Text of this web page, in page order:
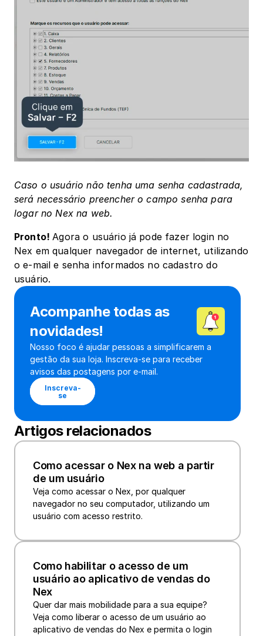
Caso o usuário não tenha uma senha cadastrada,
será necessário preencher o campo senha para
logar no Nex na web.
Pronto! ﻿Agora o usuário já pode fazer login no
Nex em qualquer navegador de internet, utilizando
o e-mail e senha informados no cadastro do
usuário.
Acompanhe todas as
novidades!
Nosso foco é ajudar pessoas a simplificarem a
gestão da sua loja. Inscreva-se para receber
avisos das postagens por e-mail.
Inscreva-
se
Artigos relacionados
Como acessar o Nex na web a partir
de um usuário
Veja como acessar o Nex, por qualquer
navegador no seu computador, utilizando um
usuário com acesso restrito.
Como habilitar o acesso de um
usuário ao aplicativo de vendas do
Nex
Quer dar mais mobilidade para a sua equipe?
Veja como liberar o acesso de um usuário ao
aplicativo de vendas do Nex e permita o login